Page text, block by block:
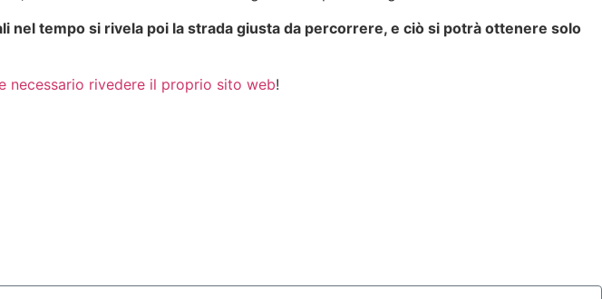
tempo si rivela poi la strada giusta da percorrere, e ciò si potrà ottenere solo
necessario rivedere il proprio sito web!